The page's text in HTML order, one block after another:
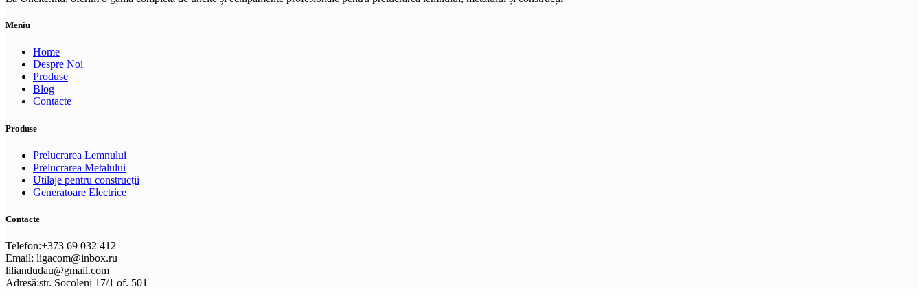
Meniu
Home
Despre Noi
Produse
Blog
Contacte
Produse
Prelucrarea Lemnului
Prelucrarea Metalului
Utilaje pentru construcții
Generatoare Electrice
Contacte
Telefon:+373 69 032 412
Email: ligacom@inbox.ru
liliandudau@gmail.com
Adresă:str. Socoleni 17/1 of. 501